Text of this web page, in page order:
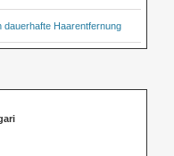
dauerhafte Haarentfernung